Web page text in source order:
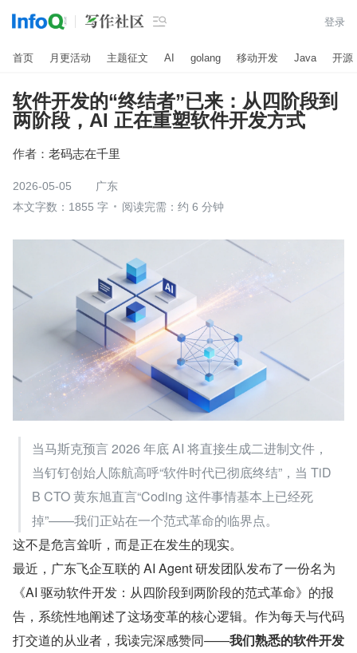
 登录
首页 月更活动 主题征文 AI golang 移动开发 Java 开源
软件开发的“终结者”已来：从四阶段到
两阶段，AI 正在重塑软件开发方式
作者： 老码志在千里
2026-05-05
广东
本文字数：1855 字
阅读完需：约 6 分钟
当马斯克预言 2026 年底 AI 将直接生成二进制文件，
当钉钉创始人陈航高呼“软件时代已彻底终结”，当 TiD
B CTO 黄东旭直言“Coding 这件事情基本上已经死
掉”——我们正站在一个范式革命的临界点。
这不是危言耸听，而是正在发生的现实。
最近，广东飞企互联的 AI Agent 研发团队发布了一份名为
《AI 驱动软件开发：从四阶段到两阶段的范式革命》的报
告，系统性地阐述了这场变革的核心逻辑。作为每天与代码
打交道的从业者，我读完深感赞同——我们熟悉的软件开发